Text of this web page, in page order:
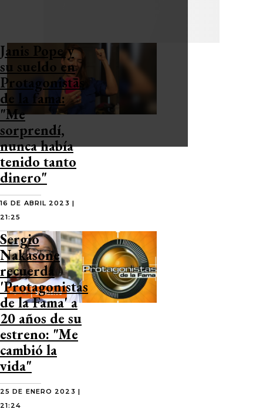
Janis Pope y
su sueldo en
Protagonistas
de la fama:
"Me
sorprendí,
nunca había
tenido tanto
dinero"
16 DE ABRIL 2023 |
21:25
Sergio
Nakasone
recuerda
'Protagonistas
de la Fama' a
20 años de su
estreno: "Me
cambió la
vida"
25 DE ENERO 2023 |
21:24